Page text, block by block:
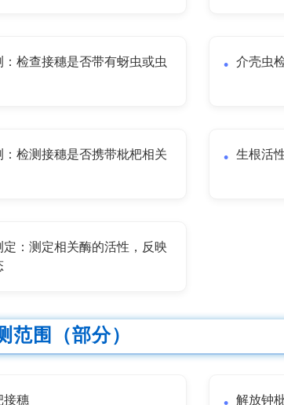
：检查接穗是否带有蚜虫或虫
介壳虫
：检测接穗是否携带枇杷相关
生根活
定：测定相关酶的活性，反映
范围（部分）
接穗 解放钟